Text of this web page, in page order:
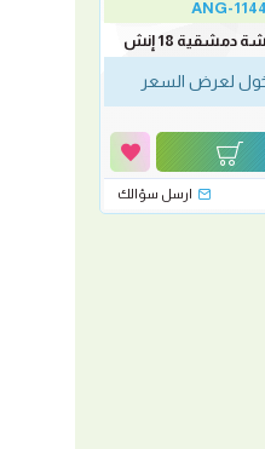
ANG-
دمشقية 18 إنش
لعرض السعر
ارسل سؤالك